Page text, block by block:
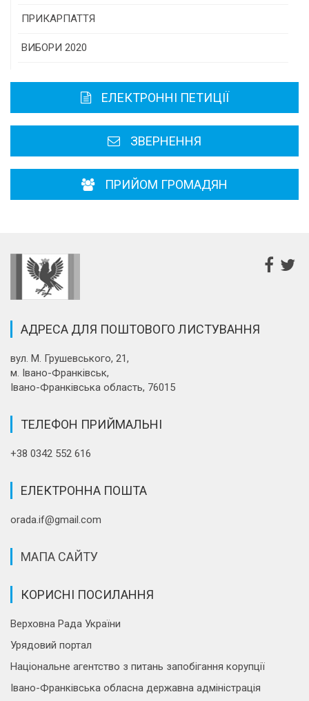
ПРИКАРПАТТЯ
Історична довідка
Районні, міські ради
ВИБОРИ 2020
ЕЛЕКТРОННІ ПЕТИЦІЇ
ЗВЕРНЕННЯ
ПРИЙОМ ГРОМАДЯН
АДРЕСА ДЛЯ ПОШТОВОГО ЛИСТУВАННЯ
вул. М. Грушевського, 21,
м. Івано-Франківськ,
Івано-Франківська область, 76015
ТЕЛЕФОН ПРИЙМАЛЬНІ
+38 0342 552 616
ЕЛЕКТРОННА ПОШТА
orada.if@gmail.com
МАПА САЙТУ
КОРИСНІ ПОСИЛАННЯ
Верховна Рада України
Урядовий портал
Національне агентство з питань запобігання корупції
Івано-Франківська обласна державна адміністрація